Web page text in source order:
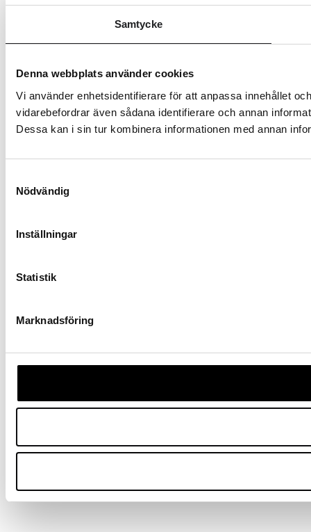
Samtycke
Denna webbplats använder cookies
Vi använder enhetsidentifierare för att anpassa innehållet
vidarebefordrar även sådana identifierare och annan
Dessa kan i sin tur kombinera informationen med annan
Nödvändig
Inställningar
Statistik
Marknadsföring